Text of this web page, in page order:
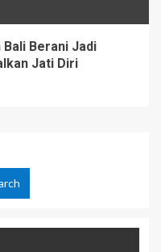
Berani Jadi
Jati Diri